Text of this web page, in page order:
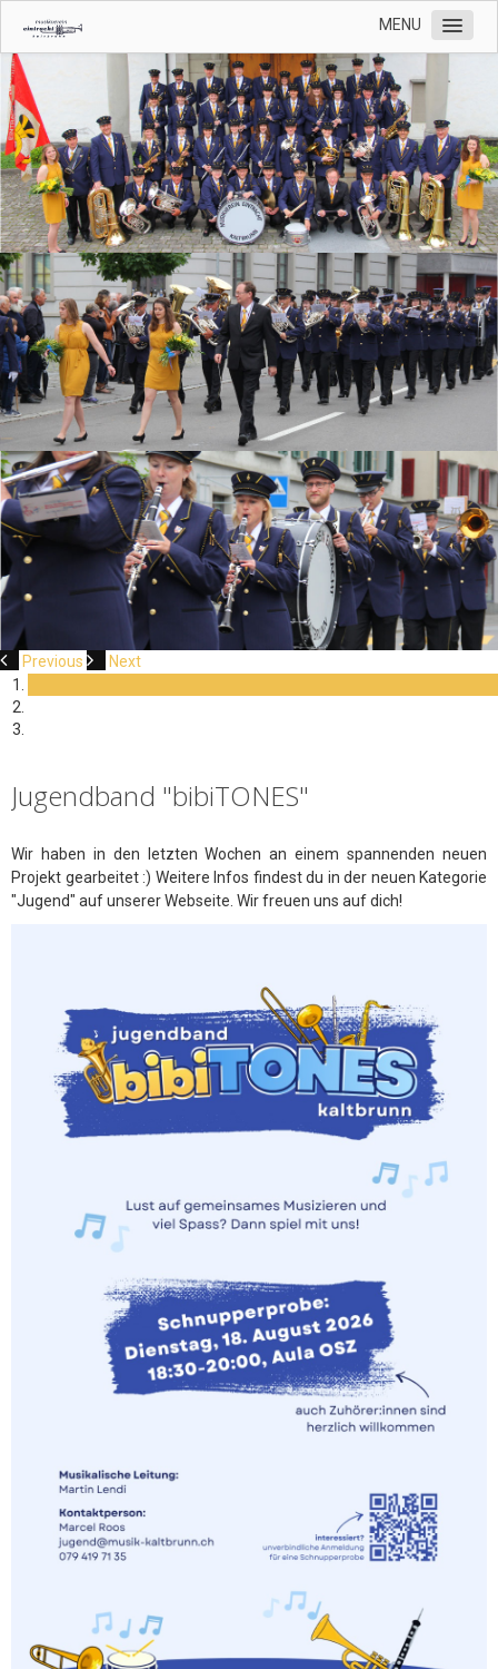
MENU
Home
Unser Verein
Jugend
Termine
Kontakt
Previous Next
Jugendband "bibiTONES"
Wir haben in den letzten Wochen an einem spannenden neuen
Projekt gearbeitet :) Weitere Infos findest du in der neuen Kategorie
"Jugend" auf unserer Webseite. Wir freuen uns auf dich!